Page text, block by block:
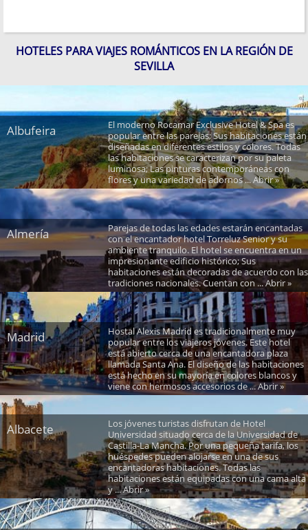
HOTELES PARA VIAJES ROMÁNTICOS EN LA REGIÓN DE
SEVILLA
Albufeira
El moderno Rocamar Exclusive Hotel & Spa es
popular entre las parejas; Sus habitaciones están
diseñadas en diferentes estilos y colores. Todas
las habitaciones se caracterizan por su paleta
luminosa; Las pinturas contemporáneas con
flores y una variedad de adornos ... Abrir »
Almería
Parejas de todas las edades estarán encantadas
con el encantador hotel Torreluz Senior y su
ambiente tranquilo. El hotel se encuentra en un
impresionante edificio histórico; Sus
habitaciones están decoradas de acuerdo con las
tradiciones nacionales. Cuentan con ... Abrir »
Madrid
Hostal Alexis Madrid es tradicionalmente muy
popular entre los viajeros jóvenes. Este hotel
está abierto cerca de una encantadora plaza
llamada Santa Ana. El diseño de las habitaciones
está hecho en su mayoría en colores blancos y
viene con hermosos accesorios de ... Abrir »
Albacete
Los jóvenes turistas disfrutan de Hotel
Universidad situado cerca de la Universidad de
Castilla-La Mancha. Por una pequeña tarifa, los
huéspedes pueden alojarse en una de sus
encantadoras habitaciones. Todas las
habitaciones están equipadas con una cama alta
y ... Abrir »